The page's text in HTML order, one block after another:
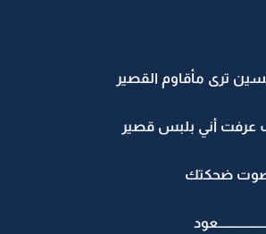
ترى مأقاوم القصير
أني بلبس قصير
ضحكتك